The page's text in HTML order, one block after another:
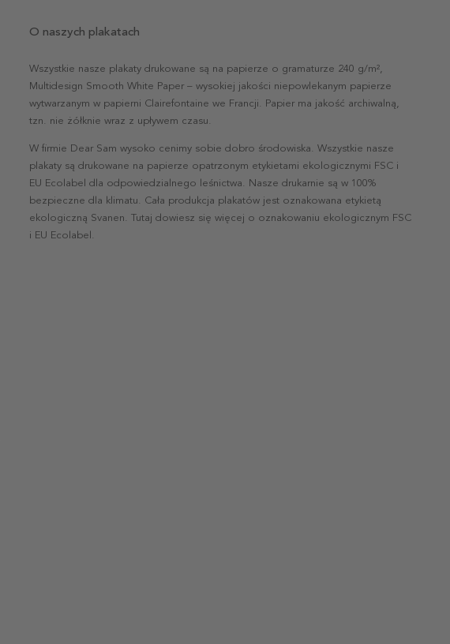
O naszych plakatach
Wszystkie nasze plakaty drukowane są na papierze o gramaturze 240 g/m²,
Multidesign Smooth White Paper – wysokiej jakości niepowlekanym papierze
wytwarzanym w papierni Clairefontaine we Francji. Papier ma jakość archiwalną,
tzn. nie żółknie wraz z upływem czasu.
W firmie Dear Sam wysoko cenimy sobie dobro środowiska. Wszystkie nasze
plakaty są drukowane na papierze opatrzonym etykietami ekologicznymi FSC i
EU Ecolabel dla odpowiedzialnego leśnictwa. Nasze drukarnie są w 100%
bezpieczne dla klimatu. Cała produkcja plakatów jest oznakowana etykietą
ekologiczną Svanen. Tutaj dowiesz się więcej o oznakowaniu ekologicznym FSC
i EU Ecolabel.